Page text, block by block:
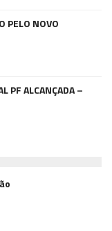
PELO NOVO
PF ALCANÇADA –